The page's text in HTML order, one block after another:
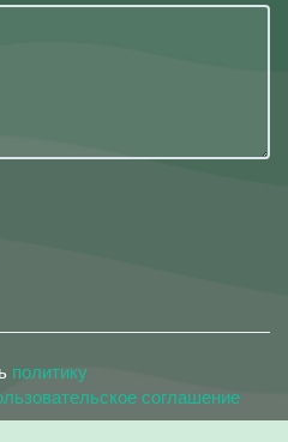
политику
соглашение